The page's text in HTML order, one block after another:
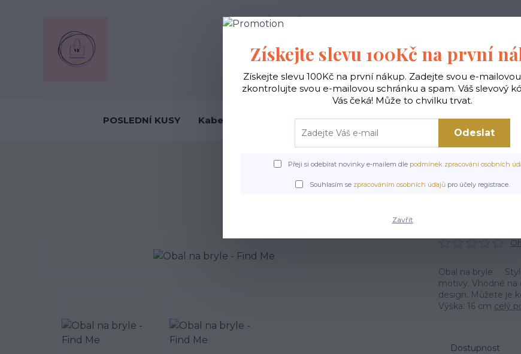
OBCHODNÍ PODMÍNKY JAK NAKUPOVAT KONTAKTY
POSLEDNÍ KUSY Kabelky ekologické Vaky na záda Polštáře Doplňky
Doplňky Obal na bryle - Find Me
Obal na bryle
motivy. Vhodné na
design. Můžete je
Výška: 16 cm celý
Dostupnost
Získejte slevu 100Kč na první
Získejte slevu 100Kč na první nákup. Zadejte svou e-
zkontrolujte svou e-mailovou schránku a spam. Váš slevový
Vás čeká! Může to chvilku trvat.
Odeslat
Přeji si odebírat novinky e-mailem dle podmínek zpracování osobních
Souhlasím se zpracováním osobních údajů pro účely registrace.
Zavřít